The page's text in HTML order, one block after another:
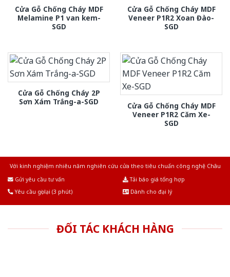
Cửa Gỗ Chống Cháy MDF
Melamine P1 van kem-
SGD
Cửa Gỗ Chống Cháy MDF
Veneer P1R2 Xoan Đào-
SGD
Cửa Gỗ Chống Cháy 2P
Sơn Xám Trắng-a-SGD
Cửa Gỗ Chống Cháy MDF
Veneer P1R2 Căm Xe-
SGD
Với kinh nghiệm nhiêu năm nghiên cứu cửa theo tiêu chuẩn công nghệ Châu
Gửi yêu cầu tư vấn
Tải báo giá tổng hợp
Yêu cầu gọi lại (3 phút)
Dành cho đại lý
ĐỐI TÁC KHÁCH HÀNG